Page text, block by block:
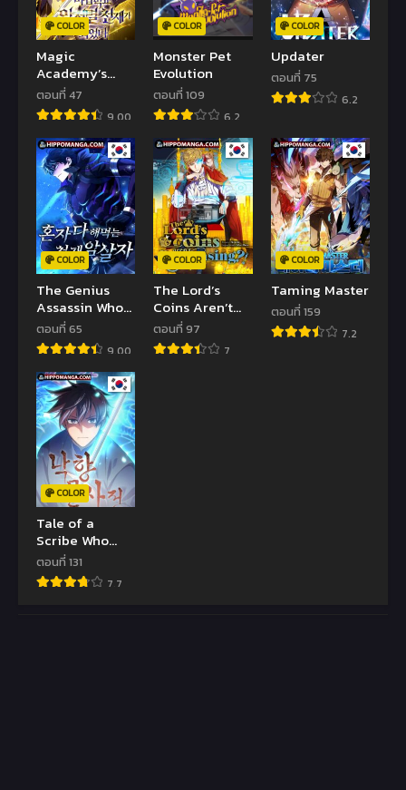
COLOR
Magic
Academy’s
Genius Blinker
ตอนที่ 47
9.00
COLOR
Monster Pet
Evolution
ตอนที่ 109
6.2
COLOR
Updater
ตอนที่ 75
6.2
COLOR
The Genius
Assassin Who
Takes it All
ตอนที่ 65
9.00
COLOR
The Lord’s
Coins Aren’t
Decreasing?!
ตอนที่ 97
7
COLOR
Taming Master
ตอนที่ 159
7.2
COLOR
Tale of a
Scribe Who
Retires to the
Countryside
ตอนที่ 131
7.7